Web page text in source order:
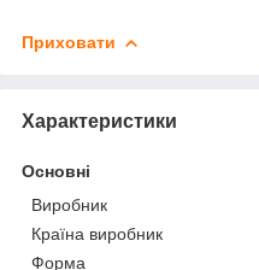
Приховати
Характеристики
Основні
Виробник
Країна виробник
Форма